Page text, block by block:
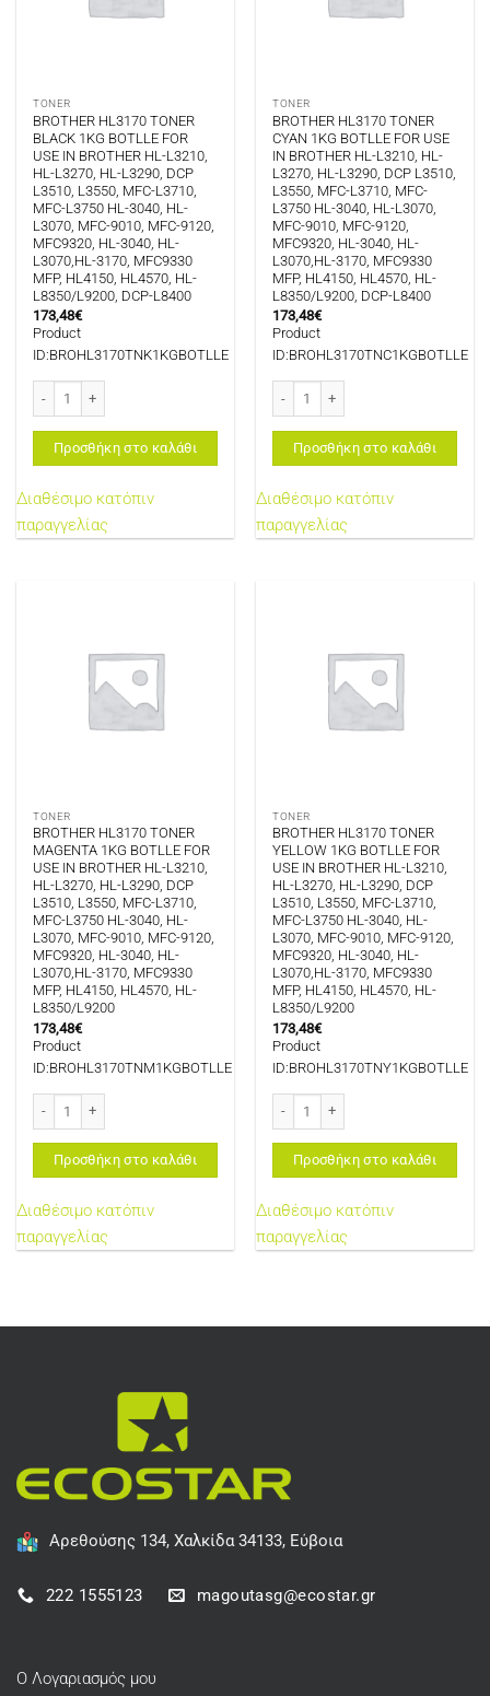
TONER
BROTHER HL3170 TONER
BLACK 1KG BOTLLE FOR
USE IN BROTHER HL-L3210,
HL-L3270, HL-L3290, DCP
L3510, L3550, MFC-L3710,
MFC-L3750 HL-3040, HL-
L3070, MFC-9010, MFC-9120,
MFC9320, HL-3040, HL-
L3070,HL-3170, MFC9330
MFP, HL4150, HL4570, HL-
L8350/L9200, DCP-L8400
173,48€
Product
ID:BROHL3170TNK1KGBOTLLE
Προσθήκη στο καλάθι
Διαθέσιμο κατόπιν
παραγγελίας
TONER
BROTHER HL3170 TONER
CYAN 1KG BOTLLE FOR USE
IN BROTHER HL-L3210, HL-
L3270, HL-L3290, DCP L3510,
L3550, MFC-L3710, MFC-
L3750 HL-3040, HL-L3070,
MFC-9010, MFC-9120,
MFC9320, HL-3040, HL-
L3070,HL-3170, MFC9330
MFP, HL4150, HL4570, HL-
L8350/L9200, DCP-L8400
173,48€
Product
ID:BROHL3170TNC1KGBOTLLE
Προσθήκη στο καλάθι
Διαθέσιμο κατόπιν
παραγγελίας
TONER
BROTHER HL3170 TONER
MAGENTA 1KG BOTLLE FOR
USE IN BROTHER HL-L3210,
HL-L3270, HL-L3290, DCP
L3510, L3550, MFC-L3710,
MFC-L3750 HL-3040, HL-
L3070, MFC-9010, MFC-9120,
MFC9320, HL-3040, HL-
L3070,HL-3170, MFC9330
MFP, HL4150, HL4570, HL-
L8350/L9200
173,48€
Product
ID:BROHL3170TNM1KGBOTLLE
Προσθήκη στο καλάθι
Διαθέσιμο κατόπιν
παραγγελίας
TONER
BROTHER HL3170 TONER
YELLOW 1KG BOTLLE FOR
USE IN BROTHER HL-L3210,
HL-L3270, HL-L3290, DCP
L3510, L3550, MFC-L3710,
MFC-L3750 HL-3040, HL-
L3070, MFC-9010, MFC-9120,
MFC9320, HL-3040, HL-
L3070,HL-3170, MFC9330
MFP, HL4150, HL4570, HL-
L8350/L9200
173,48€
Product
ID:BROHL3170TNY1KGBOTLLE
Προσθήκη στο καλάθι
Διαθέσιμο κατόπιν
παραγγελίας
Αρεθούσης 134, Χαλκίδα 34133, Εύβοια
222 1555123 magoutasg@ecostar.gr
Ο Λογαριασμός μου